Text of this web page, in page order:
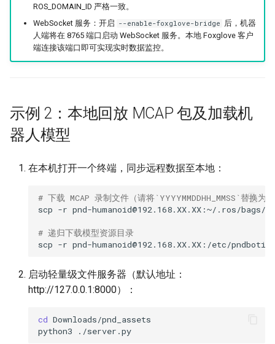
ROS_DOMAIN_ID 严格一致。
WebSocket 服务：开启 --enable-foxglove-bridge
后，机器
人端将在 8765 端口启动 WebSocket 服务。本地 Foxglove 客户
端连接该端口即可实现实时数据监控。
示例 2：本地回放 MCAP 包及加载机
器人模型
在本机打开一个终端，同步远程数据至本地：
# 下载 MCAP 录制文件（请将`YYYYMMDDHH_MMSS`替换为
scp -r pnd-humanoid@192.168.XX.XX:~/.ros/bags/
# 递归下载模型资源目录
scp -r pnd-humanoid@192.168.XX.XX:/etc/
启动轻量级文件服务器（默认地址：
http://127.0.0.1:8000）：
cd
python3